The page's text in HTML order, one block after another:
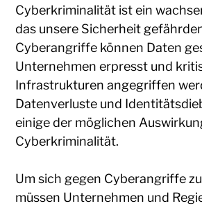
Cyberkriminalität ist ein
das unsere Sicherheit
Cyberangriffe können Daten
Unternehmen erpresst und
Infrastrukturen angegriffen
Datenverluste und
einige der möglichen
Cyberkriminalität.
Um sich gegen Cyberangriffe
müssen Unternehmen und